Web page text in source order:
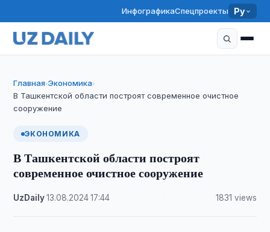
ИнфографикаСпецпроекты Ру
Главная›Экономика›
В Ташкентской области построят современное очистное
сооружение
ЭКОНОМИКА
В Ташкентской области построят
современное очистное сооружение
UzDaily·13.08.2024·17:44 1831 views